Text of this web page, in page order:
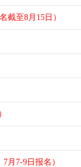
截至8月15日）
月7-9日报名）